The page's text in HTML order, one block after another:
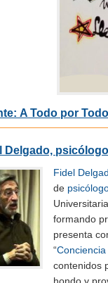
A Todo por
Delgado,
Fidel
de
formando
presenta
“
contenidos
hondo y